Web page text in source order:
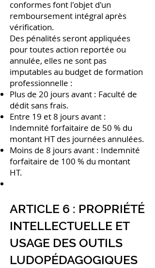
conformes font l'objet d'un
remboursement intégral après
vérification.
Des pénalités seront appliquées
pour toutes action reportée ou
annulée, elles ne sont pas
imputables au budget de formation
professionnelle :
Plus de 20 jours avant : Faculté de
dédit sans frais.
Entre 19 et 8 jours avant :
Indemnité forfaitaire de 50 % du
montant HT des journées annulées.
Moins de 8 jours avant : Indemnité
forfaitaire de 100 % du montant
HT.
ARTICLE 6 : PROPRIÉTÉ
INTELLECTUELLE ET
USAGE DES OUTILS
LUDOPÉDAGOGIQUES